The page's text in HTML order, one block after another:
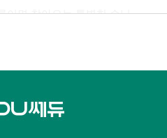
이면 찾아오는 특별한 손님
이상하지만 끌리는걸? Questions
일 1문장 Review
도 거리두기를 한다